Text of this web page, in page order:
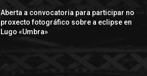
Aberta a convocatoria para participar no
proxecto fotográfico sobre a eclipse en
Lugo «Umbra»